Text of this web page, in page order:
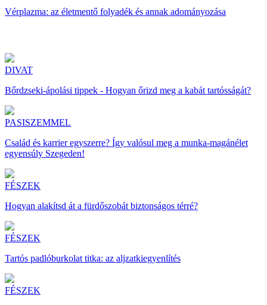
Vérplazma: az életmentő folyadék és annak adományozása
DIVAT
Bőrdzseki-ápolási tippek - Hogyan őrizd meg a kabát tartósságát?
PASISZEMMEL
Család és karrier egyszerre? Így valósul meg a munka-magánélet
egyensúly Szegeden!
FÉSZEK
Hogyan alakítsd át a fürdőszobát biztonságos térré?
FÉSZEK
Tartós padlóburkolat titka: az aljzatkiegyenlítés
FÉSZEK